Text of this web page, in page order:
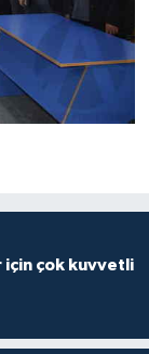
için çok kuvvetli